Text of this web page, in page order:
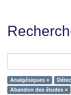
Analgésiques ×
Abandon des études ×